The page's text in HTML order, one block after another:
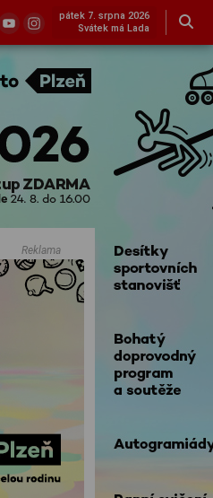
pátek 7. srpna 2026
Svátek má Lada
Reklama